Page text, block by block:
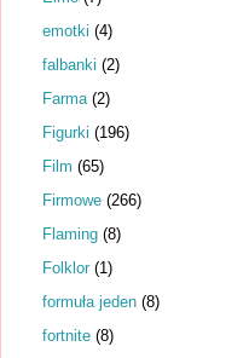
emotki (4)
falbanki (2)
Farma (2)
Figurki (196)
Film (65)
Firmowe (266)
Flaming (8)
Folklor (1)
formuła jeden (8)
fortnite (8)